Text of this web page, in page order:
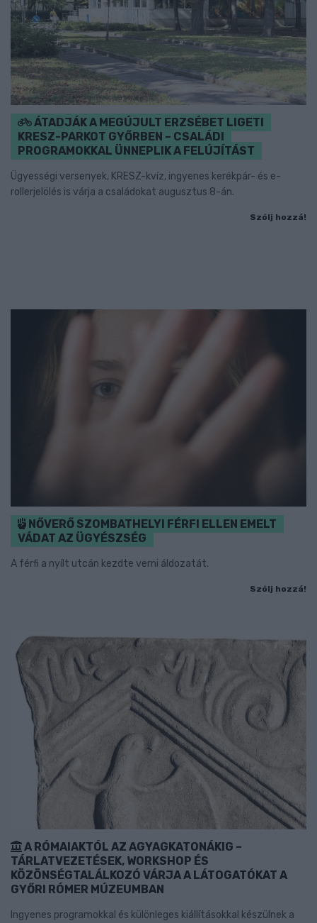
ÁTADJÁK A MEGÚJULT ERZSÉBET LIGETI
KRESZ-PARKOT GYŐRBEN – CSALÁDI
PROGRAMOKKAL ÜNNEPLIK A FELÚJÍTÁST
Ügyességi versenyek, KRESZ-kvíz, ingyenes kerékpár- és e-
rollerjelölés is várja a családokat augusztus 8-án.
Szólj hozzá!
NŐVERŐ SZOMBATHELYI FÉRFI ELLEN EMELT
VÁDAT AZ ÜGYÉSZSÉG
A férfi a nyílt utcán kezdte verni áldozatát.
Szólj hozzá!
A RÓMAIAKTÓL AZ AGYAGKATONÁKIG –
TÁRLATVEZETÉSEK, WORKSHOP ÉS
KÖZÖNSÉGTALÁLKOZÓ VÁRJA A LÁTOGATÓKAT A
GYŐRI RÓMER MÚZEUMBAN
Ingyenes programokkal és különleges kiállításokkal készülnek a